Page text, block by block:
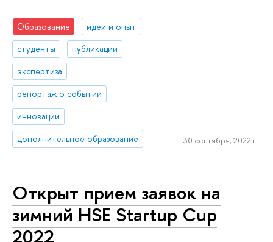
Образование
идеи и опыт
студенты
публикации
экспертиза
репортаж о событии
инновации
дополнительное образование
30 сентября, 2022 г.
Открыт прием заявок на
зимний HSE Startup Cup
2022